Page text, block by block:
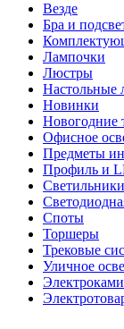
Везде
Бра и
Лампочки
Люстры
Настольные
Новинки
Новогодние
Офисное
Предметы
Профиль и
Светильники
Споты
Торшеры
Трековые
Уличное